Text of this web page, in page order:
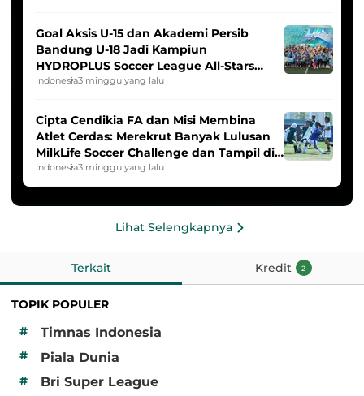
Goal Aksis U-15 dan Akademi Persib
Bandung U-18 Jadi Kampiun
HYDROPLUS Soccer League All-Stars
2025/2026
Indonesia3 minggu yang lalu
Cipta Cendikia FA dan Misi Membina
Atlet Cerdas: Merekrut Banyak Lulusan
MilkLife Soccer Challenge dan Tampil di
HYDROPLUS Soccer League
Indonesia3 minggu yang lalu
Lihat Selengkapnya
Terkait Kredit 2
TOPIK POPULER
#
Timnas Indonesia
# Piala Dunia
# Bri Super League